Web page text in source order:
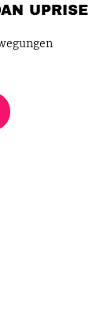
UPRISE